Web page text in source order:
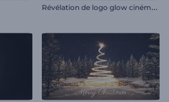
R
évélation de logo glow cinématique